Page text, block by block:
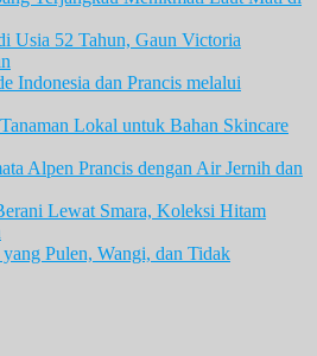
Usia 52 Tahun, Gaun Victoria
Indonesia dan Prancis melalui
Lokal untuk Bahan Skincare
Alpen Prancis dengan Air Jernih dan
Lewat Smara, Koleksi Hitam
Pulen, Wangi, dan Tidak